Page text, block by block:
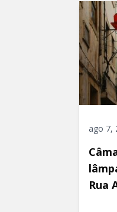
ago 7,
Rua